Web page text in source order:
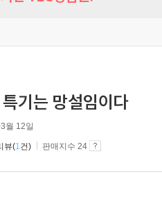
기는 망설임이다
월 12일
뷰(1건) 판매지수 24